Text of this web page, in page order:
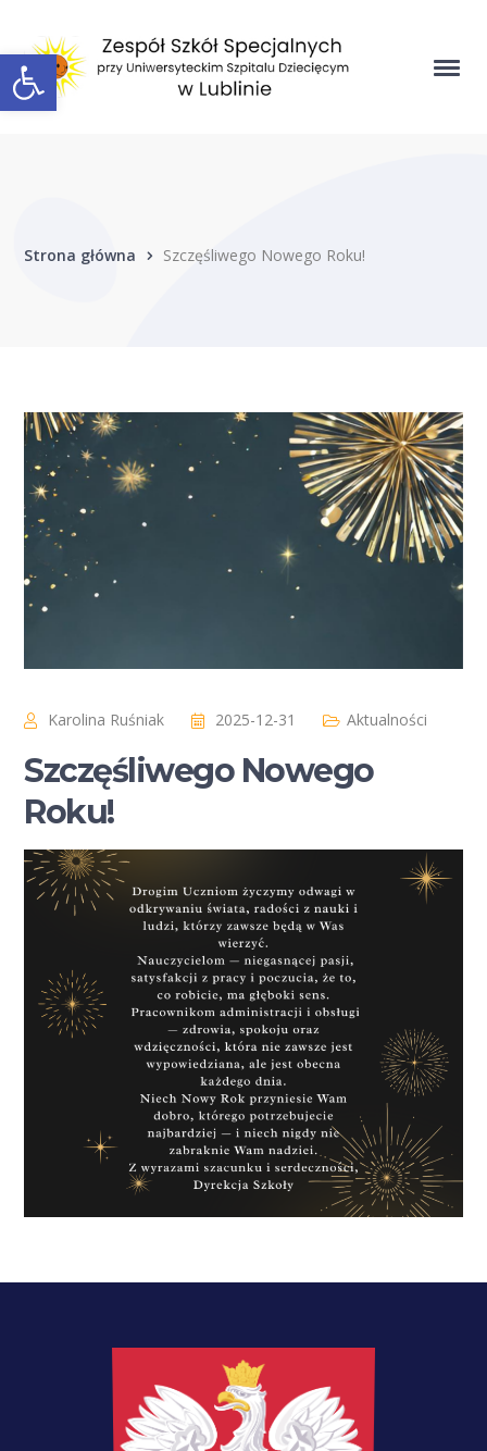
Open toolbar
Strona główna Szczęśliwego Nowego Roku!
Karolina Ruśniak 2025-12-31 Aktualności
Szczęśliwego Nowego
Roku!